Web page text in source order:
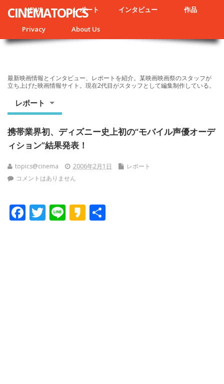
NEWS レポート インタビュー 作品
Privacy About Us
CINEMATOPICS
最新映画情報とインタビュー、レポートを紹介。某映画映画祭のスタッフが
立ち上げた映画情報サイト。現在2代目がスタッフとして編集制作している。
レポート
携帯業界初、ディズニー史上初の“モバイル声優オーデ
ィション”結果発表！
topics@cinema 2006年2月1日
レポート
コメントはありません
F T Li K